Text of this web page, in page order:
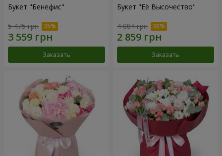
Букет "Бенефис"
5 475 грн
Заказать
Букет "Её Высочество"
4 084 грн
Заказать